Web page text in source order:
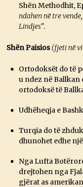
Shën Methodhit,
ndahen në tre
Lindjes”.
Shën Paisios(fjeti në
Ortodoksët do të
u ndez në Ballkan
ortodoksë të
Udhëheqja e
Turqia do të
dhunohet edhe
Nga Lufta
drejtohen nga
gjërat as